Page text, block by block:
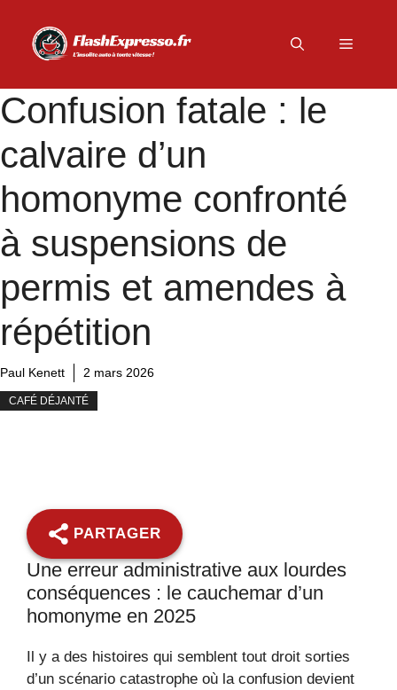
contenu
Menu
Confusion fatale : le
calvaire d’un
homonyme confronté
à suspensions de
permis et amendes à
répétition
Paul Kenett 2 mars 2026
CAFÉ DÉJANTÉ
PARTAGER
Une erreur administrative aux lourdes
conséquences : le cauchemar d’un
homonyme en 2025
Il y a des histoires qui semblent tout droit sorties
d’un scénario catastrophe où la confusion devient